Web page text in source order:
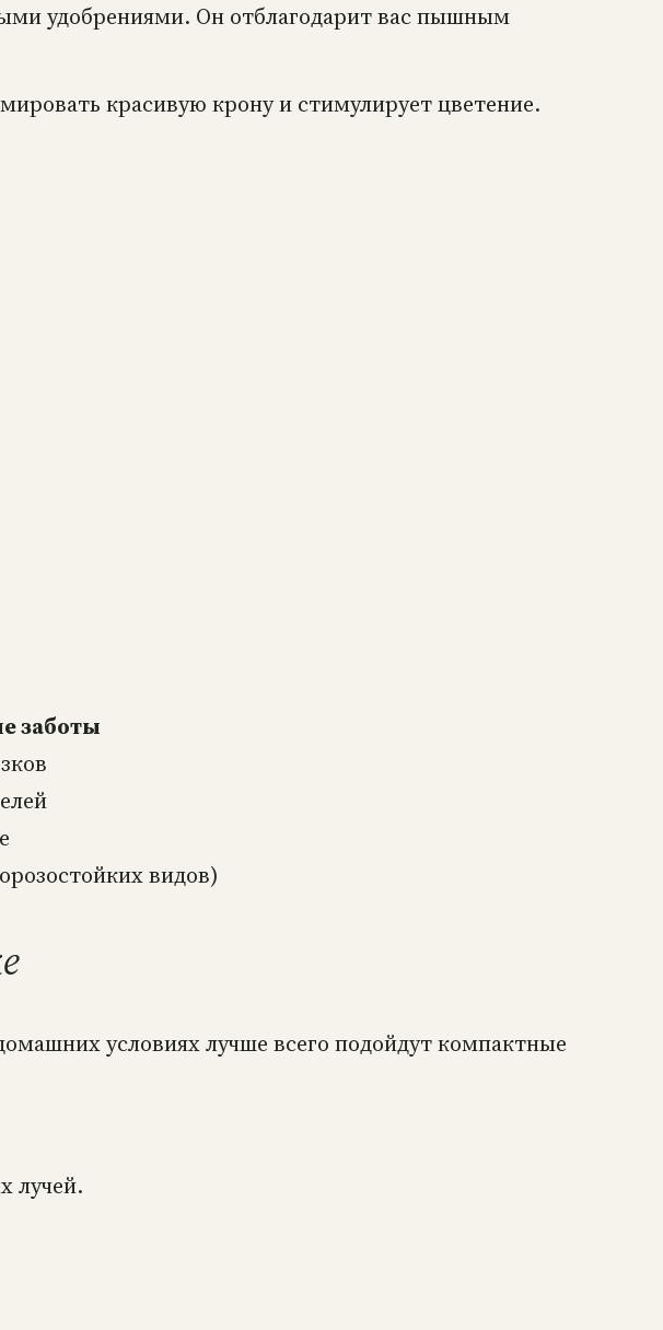
удобрениями. Он отблагодарит вас пышным
красивую крону и стимулирует цветение.
заботы
видов)
условиях лучше всего подойдут компактные
лучей.